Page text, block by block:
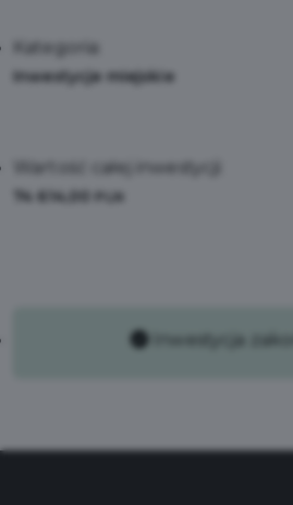
Kategoria:
Inwestycje miejskie
Wartość całej inwestycji:
74 614,00
Inwestycja